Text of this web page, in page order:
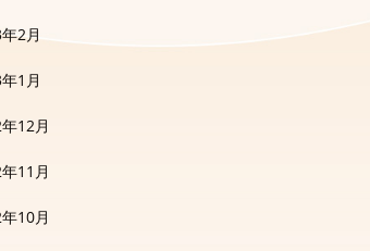
2月
1月
12月
11月
10月